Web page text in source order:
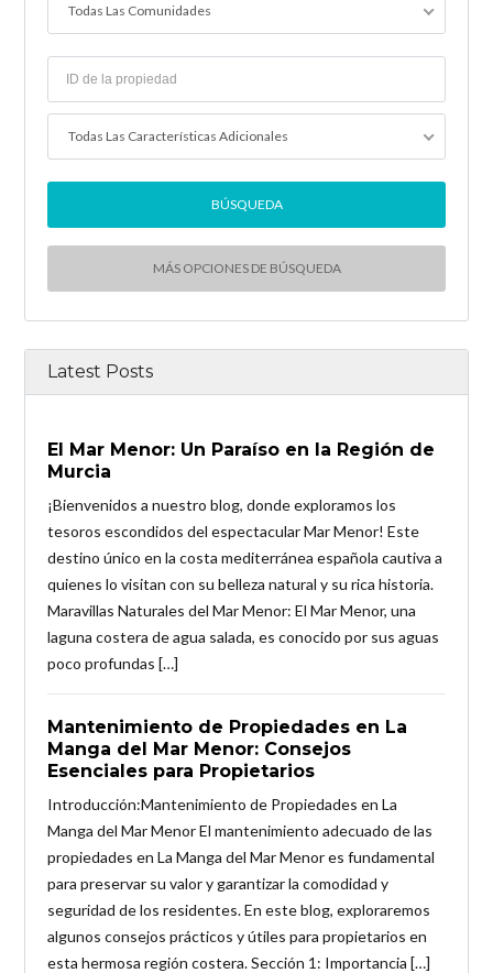
Todas Las Comunidades
Todas Las Características Adicionales
MÁS OPCIONES DE BÚSQUEDA
Latest Posts
El Mar Menor: Un Paraíso en la Región de
Murcia
¡Bienvenidos a nuestro blog, donde exploramos los
tesoros escondidos del espectacular Mar Menor! Este
destino único en la costa mediterránea española cautiva a
quienes lo visitan con su belleza natural y su rica historia.
Maravillas Naturales del Mar Menor: El Mar Menor, una
laguna costera de agua salada, es conocido por sus aguas
poco profundas […]
Mantenimiento de Propiedades en La
Manga del Mar Menor: Consejos
Esenciales para Propietarios
Introducción:Mantenimiento de Propiedades en La
Manga del Mar Menor El mantenimiento adecuado de las
propiedades en La Manga del Mar Menor es fundamental
para preservar su valor y garantizar la comodidad y
seguridad de los residentes. En este blog, exploraremos
algunos consejos prácticos y útiles para propietarios en
esta hermosa región costera. Sección 1: Importancia […]